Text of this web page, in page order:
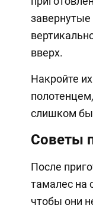
завернутые
вверх.
Накройте
слишком
Советы
После
тамалес на
чтобы они